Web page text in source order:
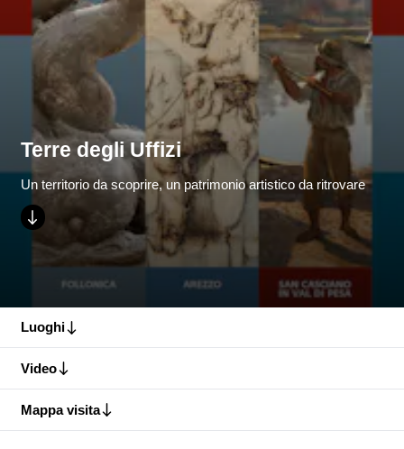
Terre degli Uffizi
Un territorio da scoprire, un patrimonio artistico da ritrovare
Luoghi
Video
Mappa visita